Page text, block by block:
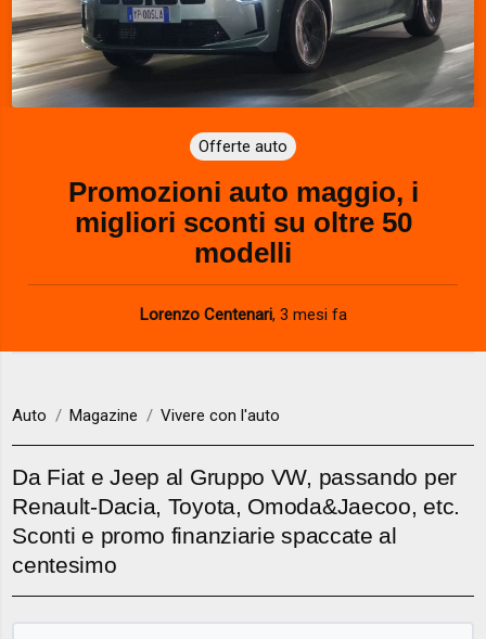
Offerte auto
Promozioni auto maggio, i
migliori sconti su oltre 50
modelli
Lorenzo Centenari, 3 mesi fa
Auto Magazine Vivere con l'auto
Da Fiat e Jeep al Gruppo VW, passando per
Renault-Dacia, Toyota, Omoda&Jaecoo, etc.
Sconti e promo finanziarie spaccate al
centesimo